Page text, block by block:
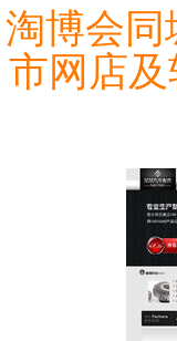
淘博会同
市网店